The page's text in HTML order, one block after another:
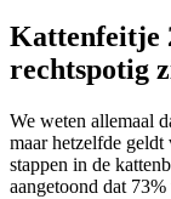
Kattenfeitje
rechtspotig
We weten allemaal
maar hetzelfde
stappen in de
aangetoond dat